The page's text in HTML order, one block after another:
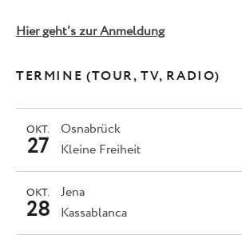
Hier geht’s zur Anmeldung
TERMINE (TOUR, TV, RADIO)
Osnabrück
OKT.
27 Kleine Freiheit
Jena
OKT.
28 Kassablanca